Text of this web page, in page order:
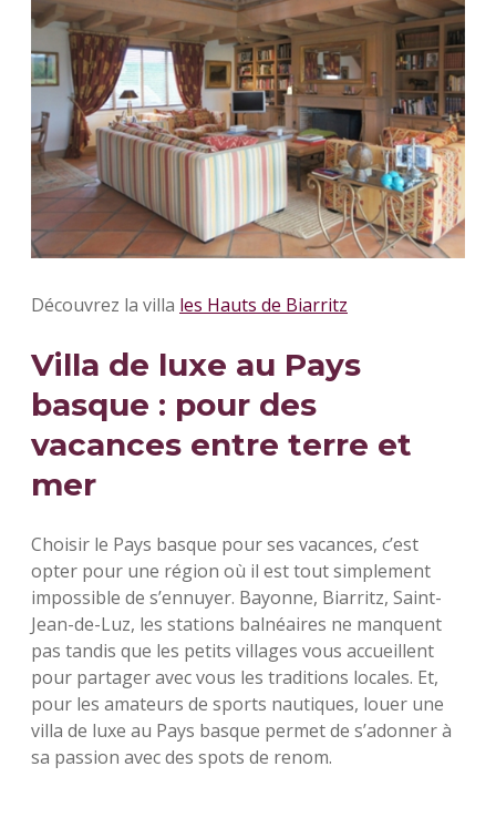
Découvrez la villa les Hauts de Biarritz
Villa de luxe au Pays
basque : pour des
vacances entre terre et
mer
Choisir le Pays basque pour ses vacances, c’est
opter pour une région où il est tout simplement
impossible de s’ennuyer. Bayonne, Biarritz, Saint-
Jean-de-Luz, les stations balnéaires ne manquent
pas tandis que les petits villages vous accueillent
pour partager avec vous les traditions locales. Et,
pour les amateurs de sports nautiques, louer une
villa de luxe au Pays basque permet de s’adonner à
sa passion avec des spots de renom.